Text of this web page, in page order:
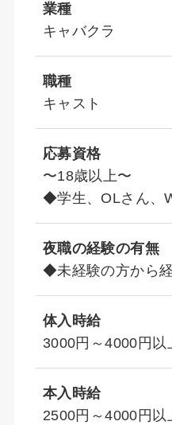
業種
キャバクラ
職種
キャスト
応募資格
〜18歳以上〜
◆学生、OLさん、
夜職の経験の有無
◆未経験の方から
体入時給
3000円～4000円以
本入時給
2500円～4000円以